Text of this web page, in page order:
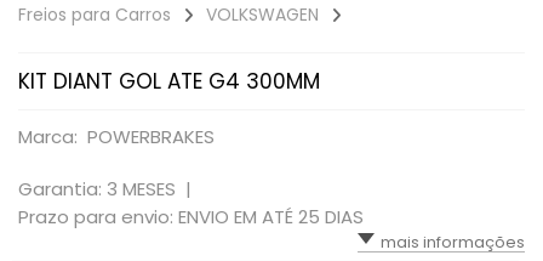
Freios para Carros VOLKSWAGEN
KIT DIANT GOL ATE G4 300MM
Marca: POWERBRAKES
Garantia: 3 MESES |
Prazo para envio: ENVIO EM ATÉ 25 DIAS
mais informações